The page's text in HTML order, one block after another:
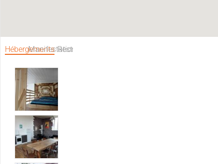
Hébergements
ManifestationsRestaurants